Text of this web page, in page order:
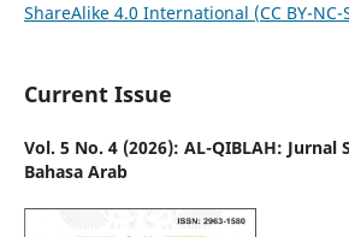
ShareAlike 4.0 International (CC BY-NC-
Current Issue
Vol. 5 No. 4 (2026): AL-QIBLAH: Jurnal
Bahasa Arab